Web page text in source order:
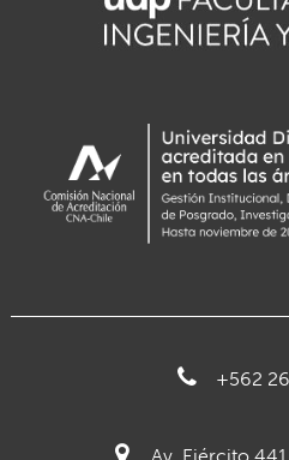
+562